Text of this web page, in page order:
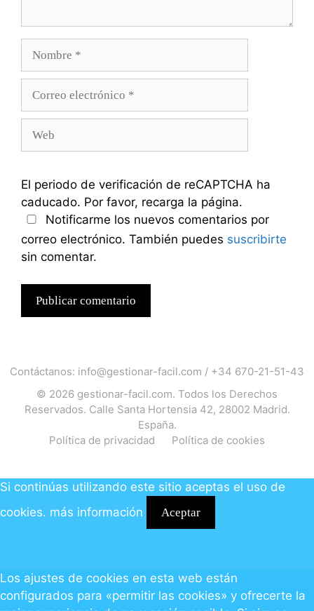
El periodo de verificación de reCAPTCHA ha
caducado. Por favor, recarga la página.
Notificarme los nuevos comentarios por
correo electrónico. También puedes suscribirte
sin comentar.
Contáctanos: info@gestionar-facil.com / +34 670-21-51-43
© 2026 gestionar-facil.com. Todos los Derechos
Reservados. Calle Santa Hortensia 42, 28002 Madrid.
España.
Política de privacidad
Política de cookies
Si continúas utilizando este sitio aceptas el uso de
cookies. más información Aceptar
Los ajustes de cookies en esta web están
configurados para «permitir las cookies» y ofrecerte la